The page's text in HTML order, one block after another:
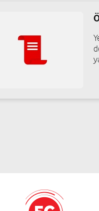
Tepeköy Mahallesi İsmet Paşa